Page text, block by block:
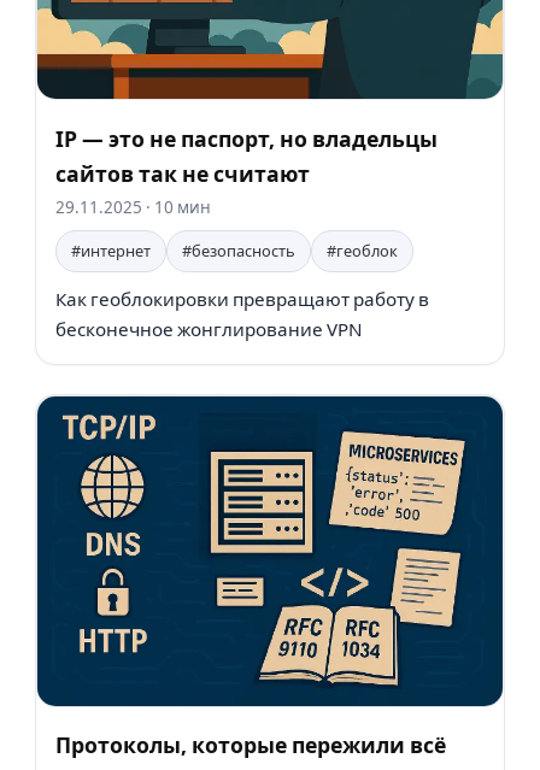
IP — это не паспорт, но владельцы
сайтов так не считают
29.11.2025 · 10 мин
#интернет
#безопасность #геоблок
Как геоблокировки превращают работу в
бесконечное жонглирование VPN
Протоколы, которые пережили всё